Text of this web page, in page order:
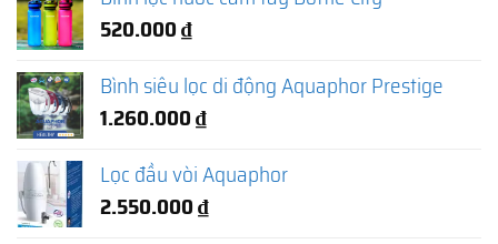
520.000₫
Bình siêu lọc di động Aquaphor Prestige
1.260.000₫
Lọc đầu vòi Aquaphor
2.550.000₫